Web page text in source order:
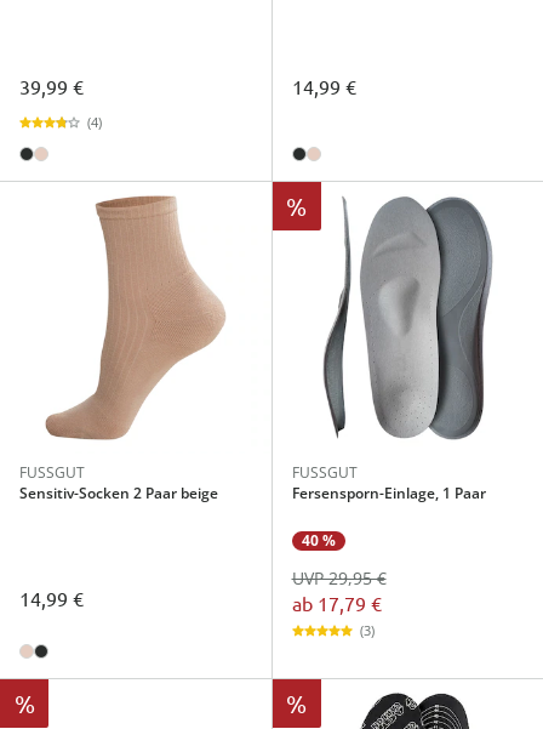
39,99 €
(4)
14,99 €
FUSSGUT
Sensitiv-Socken 2 Paar beige
14,99 €
%
FUSSGUT
Fersensporn-Einlage, 1 Paar
40 %
ab 17,79 €
UVP 29,95 €
(3)
% %